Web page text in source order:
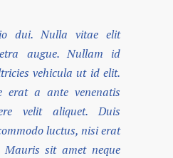
dui. Nulla vitae elit
augue. Nullam id
vehicula ut id elit.
erat a ante venenatis
velit aliquet. Duis
luctus, nisi erat
sit amet neque